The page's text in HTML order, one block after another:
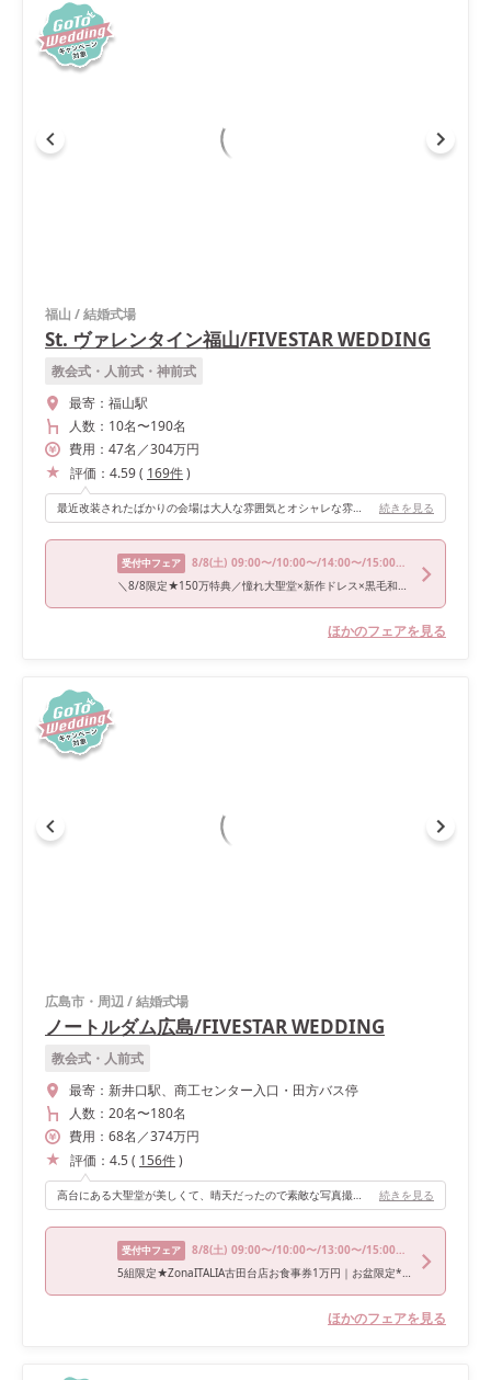
福山 /結婚式場
St. ヴァレンタイン福山/FIVESTAR WEDDING
教会式・人前式・神前式
最寄： 福山駅
人数： 10名〜190名
費用： 47名 ／304万円
評価： 4.59( 169件)
最近改装されたばかりの会場は大人な雰囲気とオシャレな雰囲気でとても良かったです！ 他の会場も見せてもらいましたが、どの会場も良かったので、人数に合わせて選べるのも楽しいですよ！ 続きを見る
受付中フェア 8/8(土) 09:00〜/10:00〜/14:00〜/15:00〜/16:00〜
＼8/8限定★150万特典／憧れ大聖堂×新作ドレス×黒毛和牛試食
ほかのフェアを見る
広島市・周辺/結婚式場
ノートルダム広島/FIVESTAR WEDDING
教会式・人前式
最寄： 新井口駅、商工センター入口・田方バス停
人数： 20名〜180名
費用： 68名 ／374万円
評価： 4.5( 156件)
高台にある大聖堂が美しくて、晴天だったので素敵な写真撮影が出来ました。 続きを見る
受付中フェア 8/8(土) 09:00〜/10:00〜/13:00〜/15:00〜/17:00〜
5組限定★ZonaITALIA古田台店お食事券1万円｜お盆限定*160万特典＆6品試食｜送迎付*緑あふれるリゾート邸宅＆ギフト1万
ほかのフェアを見る